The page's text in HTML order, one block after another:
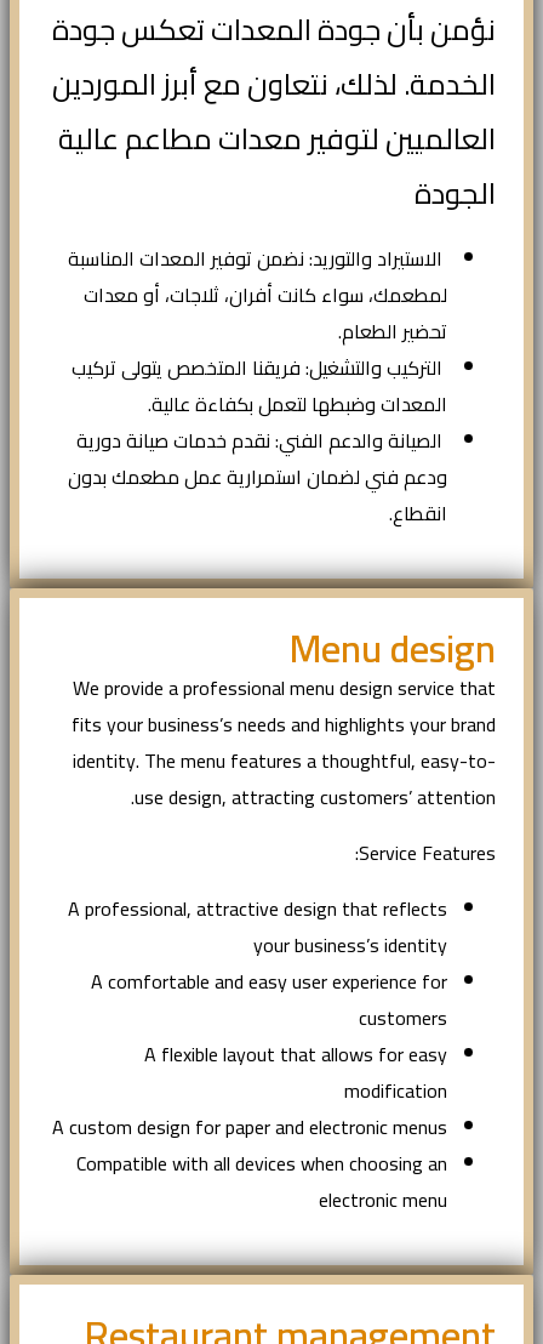
نؤمن بأن جودة المعدات تعكس جودة
الخدمة. لذلك، نتعاون مع أبرز الموردين
العالميين لتوفير معدات مطاعم عالية
الجودة
الاستيراد والتوريد: نضمن توفير المعدات المناسبة
لمطعمك، سواء كانت أفران، ثلاجات، أو معدات
تحضير الطعام.
التركيب والتشغيل: فريقنا المتخصص يتولى تركيب
المعدات وضبطها لتعمل بكفاءة عالية.
الصيانة والدعم الفني: نقدم خدمات صيانة دورية
ودعم فني لضمان استمرارية عمل مطعمك بدون
انقطاع.
Menu design
We provide a professional menu design service that
fits your business’s needs and highlights your brand
identity. The menu features a thoughtful, easy-to-
use design, attracting customers’ attention.
Service Features:
A professional, attractive design that reflects
your business’s identity
A comfortable and easy user experience for
customers
A flexible layout that allows for easy
modification
A custom design for paper and electronic menus
Compatible with all devices when choosing an
electronic menu